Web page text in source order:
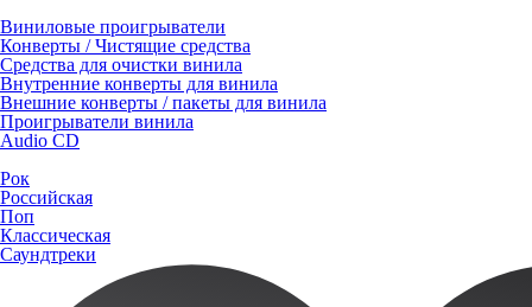
Виниловые проигрыватели
Конверты / Чистящие средства
Средства для очистки винила
Внутренние конверты для винила
Внешние конверты / пакеты для винила
Проигрыватели винила
Audio CD
Рок
Российская
Поп
Классическая
Саундтреки